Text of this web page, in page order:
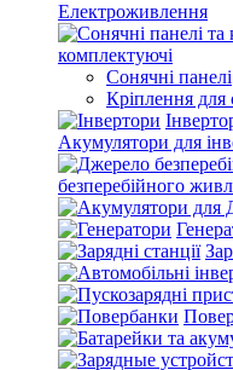
Електроживлення
комплектуючі
Сонячні панелі
Кріплення для
Акумулятори для
безперебійного